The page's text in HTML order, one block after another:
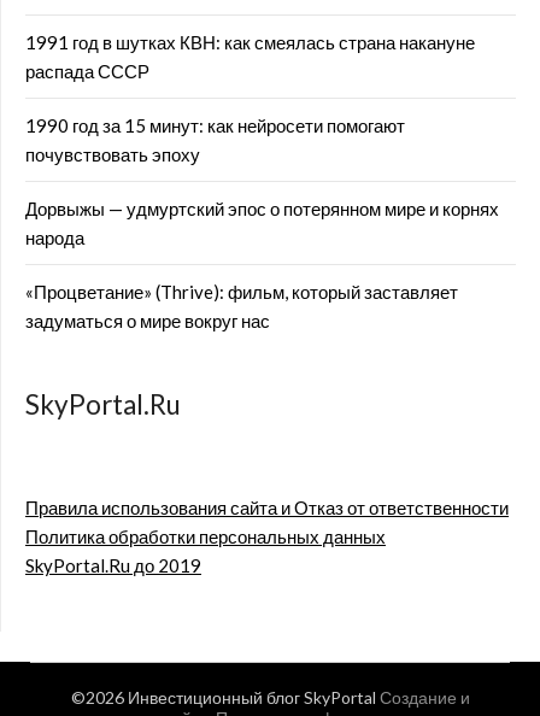
1991 год в шутках КВН: как смеялась страна накануне
распада СССР
1990 год за 15 минут: как нейросети помогают
почувствовать эпоху
Дорвыжы — удмуртский эпос о потерянном мире и корнях
народа
«Процветание» (Thrive): фильм, который заставляет
задуматься о мире вокруг нас
SkyPortal.Ru
Правила использования сайта и Отказ от ответственности
Политика обработки персональных данных
SkyPortal.Ru до 2019
©2026 Инвестиционный блог SkyPortal Создание и